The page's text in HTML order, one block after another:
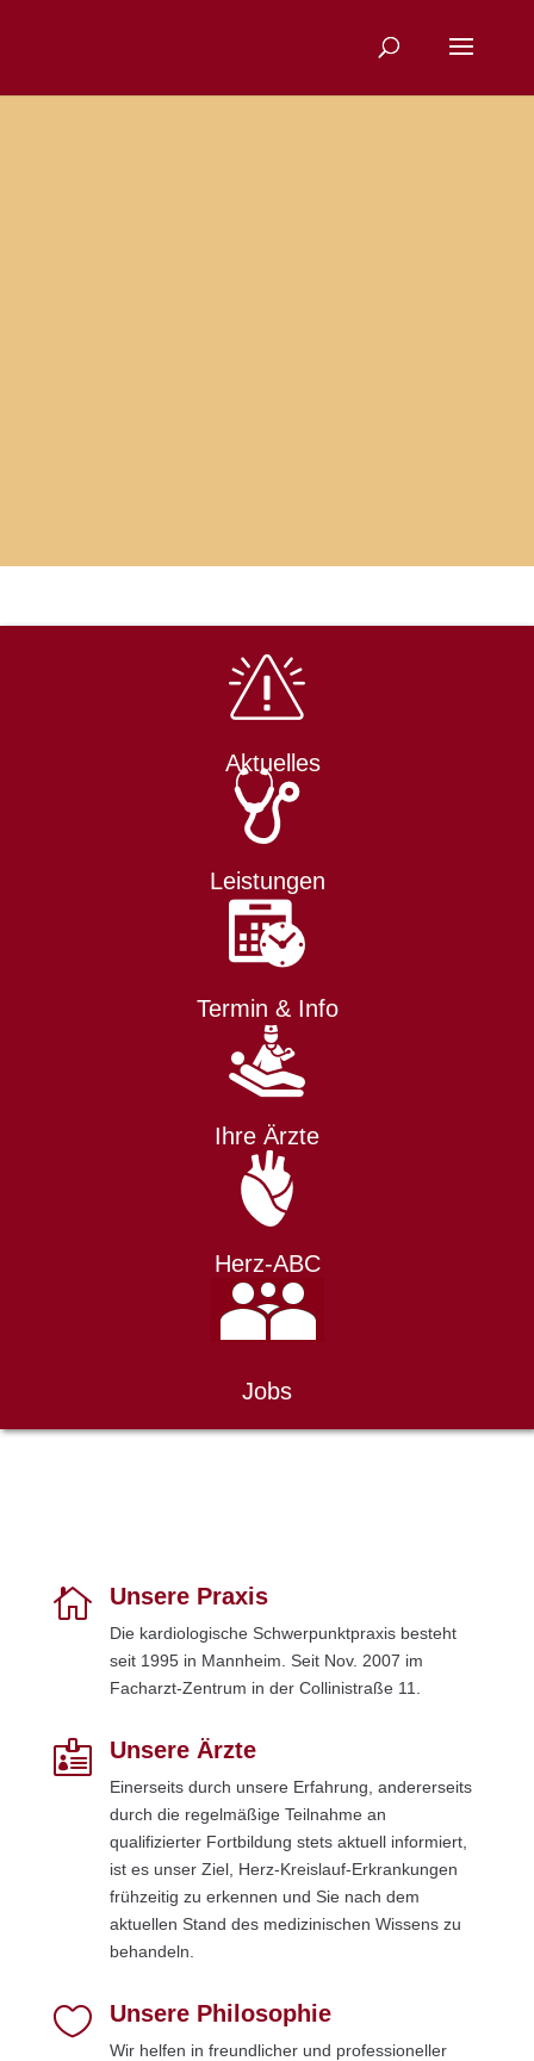
Aktuelles
Leistungen
Termin & Info
Ihre Ärzte
Herz-ABC
Jobs
 Unsere Praxis
Die kardiologische Schwerpunktpraxis besteht
seit 1995 in Mannheim. Seit Nov. 2007 im
Facharzt-Zentrum in der Collinistraße 11.
 Unsere Ärzte
Einerseits durch unsere Erfahrung, andererseits
durch die regelmäßige Teilnahme an
qualifizierter Fort­bildung stets aktuell informiert,
ist es unser Ziel, Herz-Kreislauf-Erkrankungen
frühzeitig zu erkennen und Sie nach dem
aktuellen Stand des medizinischen Wissens zu
behandeln.
 Unsere Philosophie
Wir helfen in freundlicher und professioneller